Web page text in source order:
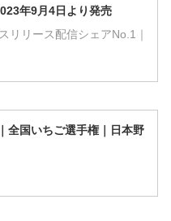
年9月4日より発売
リリース配信シェアNo.1｜
全国いちご選手権｜日本野